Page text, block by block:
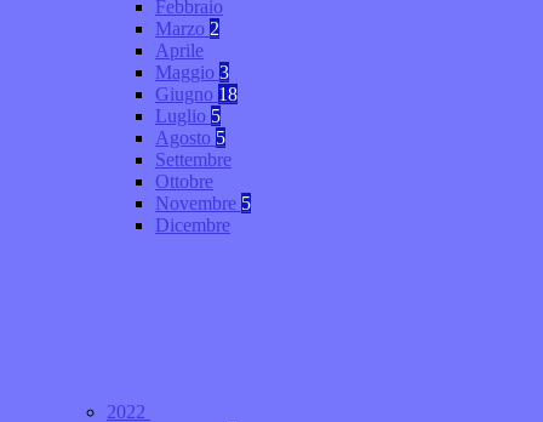
Febbraio
Marzo 2
Aprile
Maggio 3
Giugno 18
Luglio 5
Agosto 5
Settembre
Ottobre
Novembre 5
Dicembre
2022